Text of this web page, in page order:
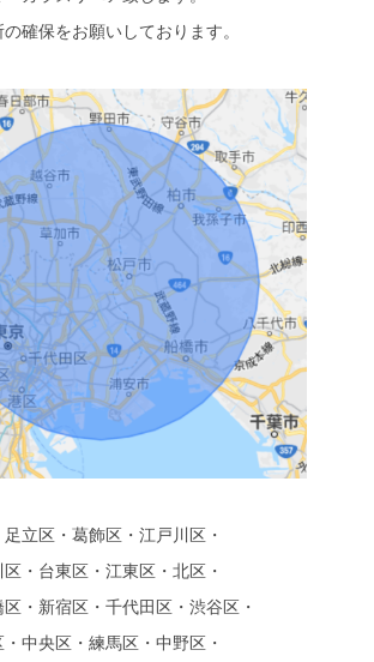
確保をお願いしております。
立区・葛飾区・江戸川区・
・台東区・江東区・北区・
・新宿区・千代田区・渋谷区・
中央区・練馬区・中野区・